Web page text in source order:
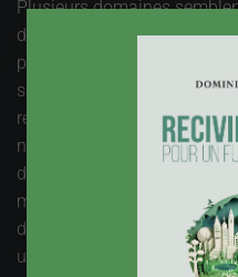
Plusieurs domaines
d’argent pour peu de
perspective d’amélioration.
s’accroître, c’est comme si
remorque du problème.
nombre de mal logés ou de
d’augmenter, malgré un
mesures d’urgence grève
disponibles pour trouver
une approche disruptive